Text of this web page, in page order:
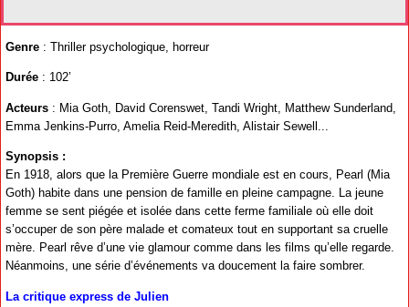
Genre : Thriller psychologique, horreur
Durée : 102’
Acteurs : Mia Goth, David Corenswet, Tandi Wright, Matthew Sunderland,
Emma Jenkins-Purro, Amelia Reid-Meredith, Alistair Sewell...
Synopsis :
En 1918, alors que la Première Guerre mondiale est en cours, Pearl (Mia
Goth) habite dans une pension de famille en pleine campagne. La jeune
femme se sent piégée et isolée dans cette ferme familiale où elle doit
s’occuper de son père malade et comateux tout en supportant sa cruelle
mère. Pearl rêve d’une vie glamour comme dans les films qu’elle regarde.
Néanmoins, une série d’événements va doucement la faire sombrer.
La critique express de Julien